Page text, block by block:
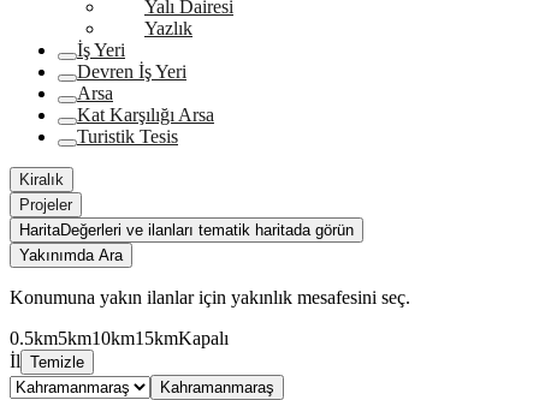
Yalı Dairesi
Yazlık
İş Yeri
Devren İş Yeri
Arsa
Kat Karşılığı Arsa
Turistik Tesis
Kiralık
Projeler
HaritaDeğerleri ve ilanları tematik haritada görün
Yakınımda Ara
Konumuna yakın ilanlar için yakınlık mesafesini seç.
0.5km5km10km15kmKapalı
İl Temizle
Kahramanmaraş